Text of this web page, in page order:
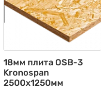
18мм плита OSB-3
Kronospan
2500x1250мм